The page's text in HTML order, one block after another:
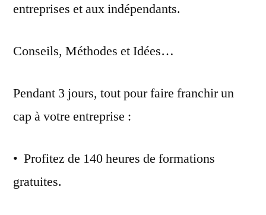
entreprises et aux indépendants.
Conseils, Méthodes et Idées…
Pendant 3 jours, tout pour faire franchir un
cap à votre entreprise :
• Profitez de 140 heures de formations
gratuites.